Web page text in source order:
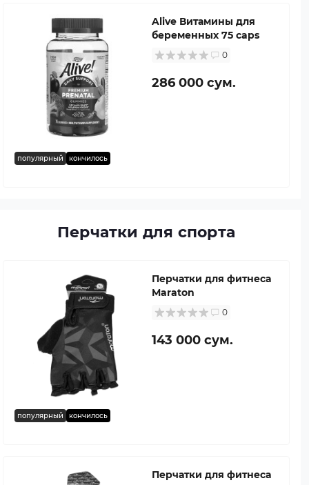
популярный кончилось
Alive Витамины для
беременных 75 caps
0
286 000 сум.
Перчатки для спорта
популярный кончилось
Перчатки для фитнеса
Maraton
0
143 000 сум.
Перчатки для фитнеса